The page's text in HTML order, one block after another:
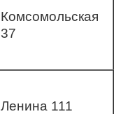
Комсомольская
37
Ленина 111